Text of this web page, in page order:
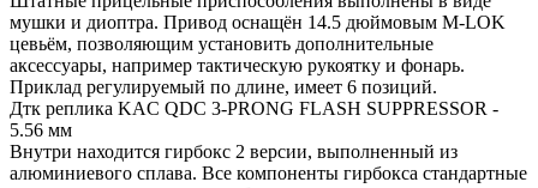
мушки и диоптра. Привод оснащён 14.5 дюймовым M-LOK
цевьём, позволяющим установить дополнительные
аксессуары, например тактическую рукоятку и фонарь.
Приклад регулируемый по длине, имеет 6 позиций.
Дтк реплика KAC QDC 3-PRONG FLASH SUPPRESSOR -
5.56 мм
Внутри находится гирбокс 2 версии, выполненный из
алюминиевого сплава. Все компоненты гирбокса стандартные